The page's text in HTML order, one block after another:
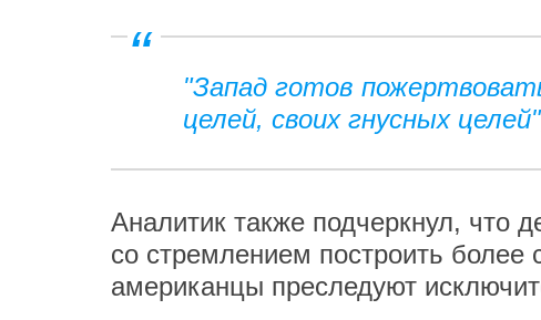
"Запад готов
целей, своих гнусных
Аналитик также подчеркнул, что
со стремлением построить
американцы преследуют